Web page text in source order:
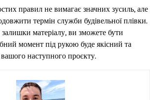
правил не вимагає значних зусиль, але
термін служби будівельної плівки.
матеріалу, ви зможете бути
момент під рукою буде якісний та
наступного проєкту.